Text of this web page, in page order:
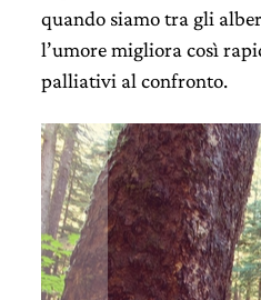
quando siamo tra gli
l’umore migliora così
palliativi al confronto.